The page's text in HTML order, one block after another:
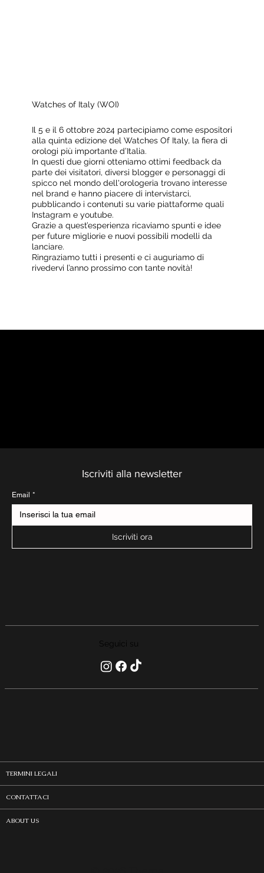
Watches of Italy (WOI)
Il 5 e il 6 ottobre 2024 partecipiamo come espositori
alla quinta edizione del Watches Of Italy, la fiera di
orologi più importante d’Italia.
In questi due giorni otteniamo ottimi feedback da
parte dei visitatori, diversi blogger e personaggi di
spicco nel mondo dell'orologeria trovano interesse
nel brand e hanno piacere di intervistarci,
pubblicando i contenuti su varie piattaforme quali
Instagram e youtube.
Grazie a quest’esperienza ricaviamo spunti e idee
per future migliorie e nuovi possibili modelli da
lanciare.
Ringraziamo tutti i presenti e ci auguriamo di
rivedervi l’anno prossimo con tante novità!
Iscriviti alla newsletter
Email *
Iscriviti ora
Seguici su
TERMINI LEGALI
CONTATTACI
ABOUT US